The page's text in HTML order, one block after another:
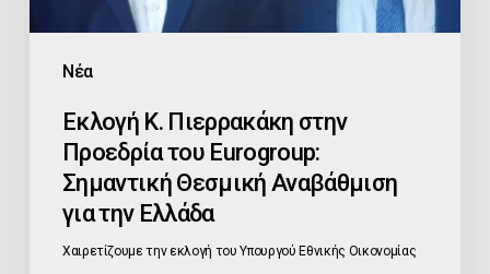
Νέα
Ελλάδα
Εκλογή Κ. Πιερρακάκη στην
Προεδρία του Eurogroup:
Σημαντική Θεσμική Αναβάθμιση
για την Ελλάδα
Χαιρετίζουμε την εκλογή του Υπουργού Εθνικής Οικονομίας